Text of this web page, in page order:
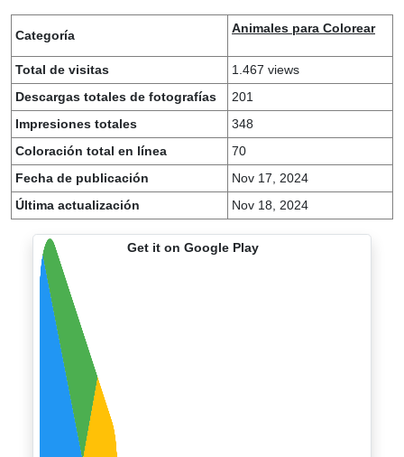
Categoría Animales para Colorear
Total de visitas
1.467 views
Descargas totales de fotografías
201
Impresiones totales
348
Coloración total en línea
70
Fecha de publicación
Nov 17, 2024
Última actualización
Nov 18, 2024
Get it on Google Play